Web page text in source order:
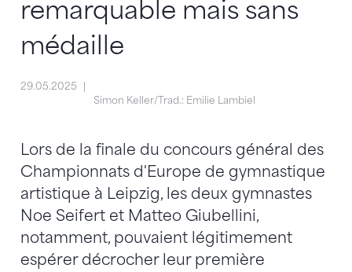
remarquable mais sans
médaille
29.05.2025
Simon Keller/Trad.: Emilie Lambiel
Lors de la finale du concours général des
Championnats d'Europe de gymnastique
artistique à Leipzig, les deux gymnastes
Noe Seifert et Matteo Giubellini,
notamment, pouvaient légitimement
espérer décrocher leur première